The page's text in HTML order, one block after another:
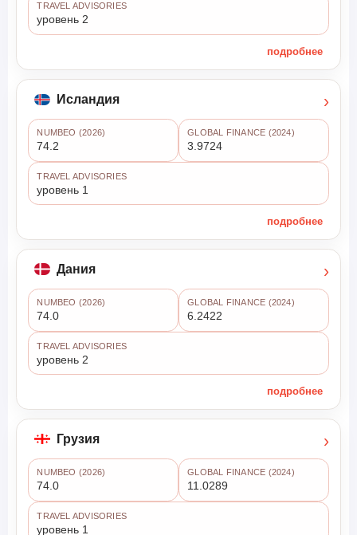
TRAVEL ADVISORIES
уровень 2
подробнее
Исландия ›
NUMBEO (2026)
74.2
GLOBAL FINANCE (2024)
3.9724
TRAVEL ADVISORIES
уровень 1
подробнее
Дания ›
NUMBEO (2026)
74.0
GLOBAL FINANCE (2024)
6.2422
TRAVEL ADVISORIES
уровень 2
подробнее
Грузия ›
NUMBEO (2026)
74.0
GLOBAL FINANCE (2024)
11.0289
TRAVEL ADVISORIES
уровень 1